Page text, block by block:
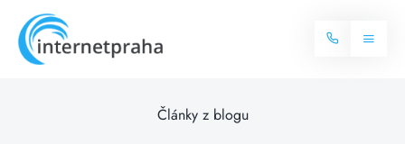
content
Toggle
Články z blogu